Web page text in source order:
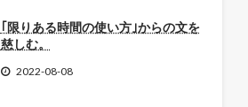
｢限りある時間の使い方｣からの文を
慈しむ。
2022-08-08